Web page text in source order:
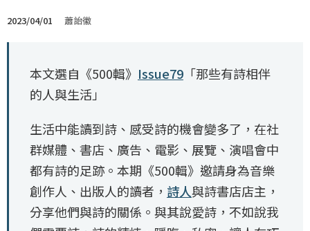
2023/04/01 蕭詒徽
本文選自《500輯》 Issue79「那些有詩相伴
的人與生活」
生活中能讀到詩、感受詩的機會變多了，在社
群媒體、書店、廣告、電影、展覽、演唱會中
都有詩的足跡。本期《500輯》邀請身為音樂
創作人、出版人的讀者， 詩人與詩書店店主，
分享他們與詩的關係。與其說愛詩，不如說我